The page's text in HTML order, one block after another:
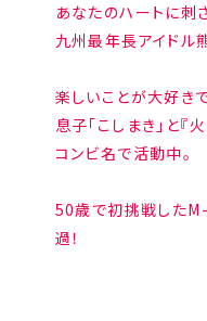
あなたのハートに刺さ
九州最年長アイドル
楽しいことが大好き
息子「こしまき」と『
コンビ名で活動中。
50歳で初挑戦した
過！